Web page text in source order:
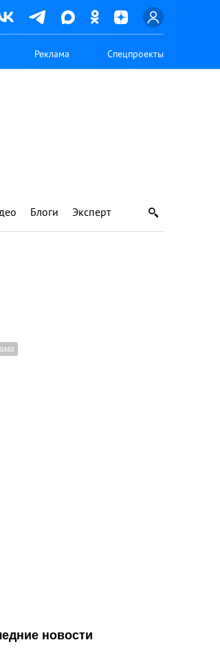
Реклама Спецпроекты
Блоги Эксперт
новости